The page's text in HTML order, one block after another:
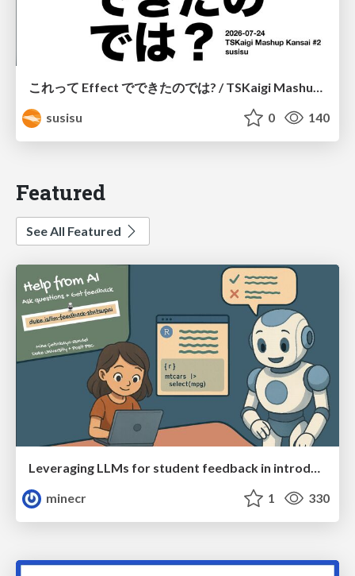
これって Effect でできたのでは? / TSKaigi Mashup Kansai #2
susisu
0 140
Featured
See All Featured
Leveraging LLMs for student feedback in introductory data science courses - posit::conf(2025)
minecr
1 330